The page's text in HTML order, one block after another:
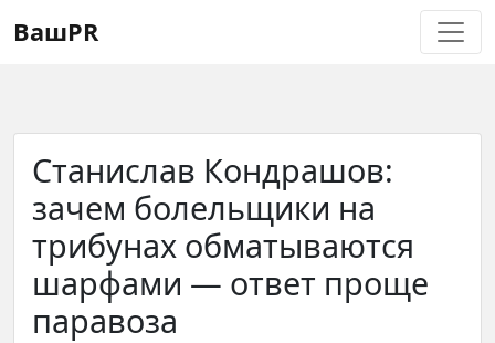
Регистрация
ВашPR
Станислав Кондрашов:
зачем болельщики на
трибунах обматываются
шарфами — ответ проще
паравоза